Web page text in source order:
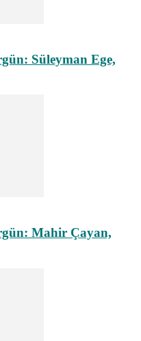
Süleyman Ege,
Mahir Çayan,